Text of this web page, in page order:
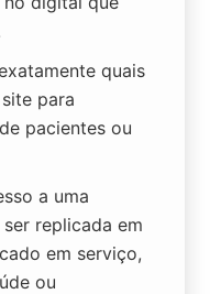
quais
para
pacientes ou
a uma
replicada em
em serviço,
ou